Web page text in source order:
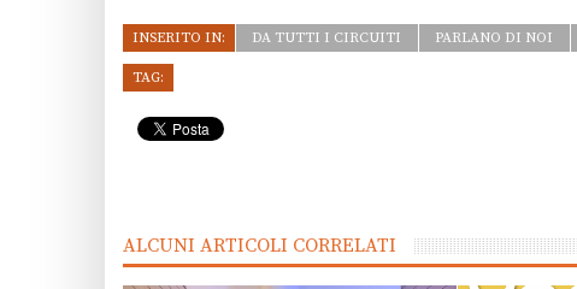
INSERITO IN: DA TUTTI I CIRCUITI PARLANO DI NOI
TAG:
ALCUNI ARTICOLI CORRELATI